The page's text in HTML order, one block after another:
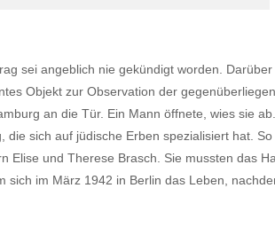
sei angeblich nie gekündigt worden.
Objekt zur Observation der
an die Tür. Ein Mann öffnete, wies sie
sich auf jüdische Erben spezialisiert hat.
und Therese Brasch. Sie mussten das
im März 1942 in Berlin das Leben,